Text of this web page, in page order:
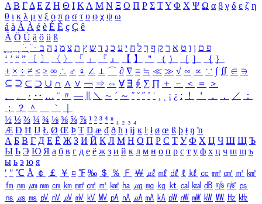
Α Β ΓΔ Ε Ζ Η Θ Ι ΚΛ Μ Ν Ξ Ο Π Ρ Σ ΤΥ Φ Χ Ψ Ω α β γ δ ε ζ η
θ ι κ λ μ ν ξ ο π ρ σ τ υ φ χ ψ ω
á à Á À é è É È ç Ç ê
Ä Ö Ü ä ö ü ß
ִֶֹ ֻּ ׁׂ פ ם ן ו ט א ר ק ף ך ל ח י ע כ ג ד ש ץ ת צ מ נ ה ב
‘ ’ “ ” 〔 〕 〈 〉 「 」 『 』 【 】 ＂ （ ） ［ ］ ｛ ｝
± × ÷ ≠ ≤ ≥ ∞ ∴ ♂ ♀ ∠ ⊥ ⌒ ∂ ∇ ≡ ≒ ≪ ≫ √ ∽ ∝ ∵ ∫ ∬ ∈ ∋
⊆ ⊇ ⊂ ⊃ ∪ ∩ ∧ ∨ ￢ ⇒ ⇔ ∀ ∃ ∮ ∑ ∏ ＋ － ＜ ＝
＞
、
。 · ‥ … ¨ 〃 ― ＼ ∼ ´ ～ ˇ ˘ ˝ ˚ ˙ ¸ ¡ ¿ ː ！ ＇ ， ． ／
：
；
？ ＾ ｀
½ ⅓ ⅔ ¼ ¾ ⅛ ⅜ ⅝ ⅞ ¹ ² ³ ⁴ ⁿ ₁ ₂ ₃ ₄
Æ Ð Ħ Ĳ Ł Ø Œ Þ Ŧ Ŋ æ đ ð ħ ı ĳ ĸ ŀ ł ø œ ß þ ŧ ŋ ŉ
А Б В Г Д Е Ё Ж З И Й К Л М Н О П Р С Т У Ф Х Ц Ч Ш Щ Ъ
Ы Ь Э Ю Я а б в г д е ё ж з и й к л м н о п р с т у ф х ц ч ш щ ъ
ы ь э ю я
′ ″ ℃ Å ￠ ￡ ￥ ¤ ℉ ‰ ＄ ％ Ｆ ￦ ㎕ ㎖ ㎗ ℓ ㎘ ㏄ ㎣ ㎤ ㎥ ㎦
㎙ ㎚ ㎛ ㎜ ㎝ ㎞ ㎟ ㎠ ㎡ ㎢ ㏊ ㎍ ㎎ ㎏ ㏏ ㎈ ㎉ ㏈ ㎧ ㎨ ㎰
㎱ ㎲ ㎳ ㎴ ㎵ ㎶ ㎷ ㎸ ㎹ ㎀ ㎁ ㎂ ㎃ ㎄ ㎺ ㎻ ㎽ ㎾ ㎿ ㎐ ㎑